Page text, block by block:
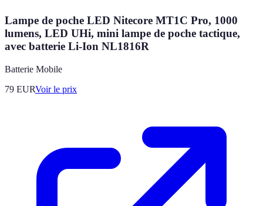
Lampe de poche LED Nitecore MT1C Pro, 1000
lumens, LED UHi, mini lampe de poche tactique,
avec batterie Li-Ion NL1816R
Batterie Mobile
79 EURVoir le prix